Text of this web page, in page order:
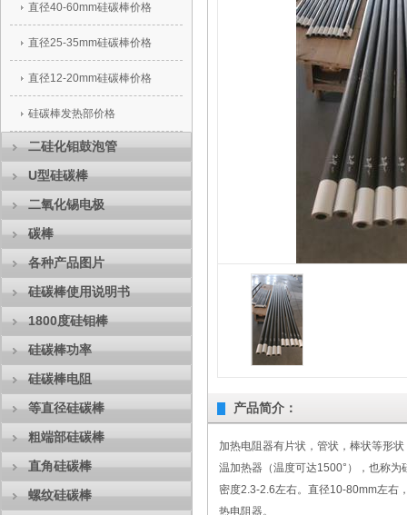
直径40-60mm硅碳棒价格
直径25-35mm硅碳棒价格
直径12-20mm硅碳棒价格
硅碳棒发热部价格
二硅化钼鼓泡管
U型硅碳棒
二氧化锡电极
碳棒
各种产品图片
硅碳棒使用说明书
1800度硅钼棒
硅碳棒功率
硅碳棒电阻
等直径硅碳棒
粗端部硅碳棒
直角硅碳棒
螺纹硅碳棒
产品简介：
加热电阻器有片状，管状，棒状等形
温加热器（温度可达1500°），也称
密度2.3-2.6左右。直径10-80mm左右
热电阻器。